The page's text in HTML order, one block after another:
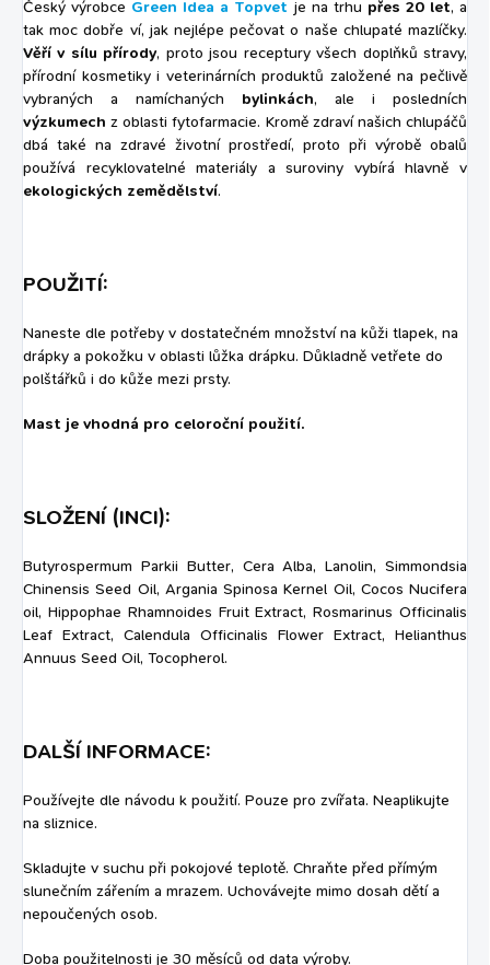
Český výrobce Green Idea a Topvet je na trhu přes 20 let, a
tak moc dobře ví, jak nejlépe pečovat o naše chlupaté mazlíčky.
Věří v sílu přírody, proto jsou receptury všech doplňků stravy,
přírodní kosmetiky i veterinárních produktů založené na pečlivě
vybraných a namíchaných bylinkách, ale i posledních
výzkumech z oblasti fytofarmacie. Kromě zdraví našich chlupáčů
dbá také na zdravé životní prostředí, proto při výrobě obalů
používá recyklovatelné materiály a suroviny vybírá hlavně v
ekologických zemědělství.
POUŽITÍ:
Naneste dle potřeby v dostatečném množství na kůži tlapek, na
drápky a pokožku v oblasti lůžka drápku. Důkladně vetřete do
polštářků i do kůže mezi prsty.
Mast je vhodná pro celoroční použití.
SLOŽENÍ (INCI):
Butyrospermum Parkii Butter, Cera Alba, Lanolin, Simmondsia
Chinensis Seed Oil, Argania Spinosa Kernel Oil, Cocos Nucifera
oil, Hippophae Rhamnoides Fruit Extract, Rosmarinus Officinalis
Leaf Extract, Calendula Officinalis Flower Extract, Helianthus
Annuus Seed Oil, Tocopherol.
DALŠÍ INFORMACE:
Používejte dle návodu k použití. Pouze pro zvířata. Neaplikujte
na sliznice.
Skladujte v suchu při pokojové teplotě. Chraňte před přímým
slunečním zářením a mrazem. Uchovávejte mimo dosah dětí a
nepoučených osob.
Doba použitelnosti je 30 měsíců od data výroby.